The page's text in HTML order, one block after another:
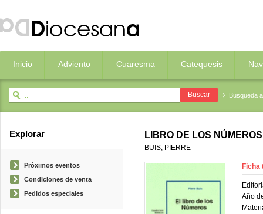
Inicio Adviento Cuaresma Catequesis
Busqueda
Explorar
Próximos eventos
Condiciones de venta
Pedidos especiales
LIBRO DE LOS
BUIS, PIERRE
Ficha
Año